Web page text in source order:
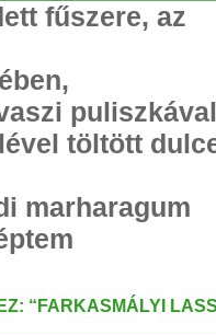
fűszere, az
puliszkával
töltött
marharagum
“FARKASMÁLYI